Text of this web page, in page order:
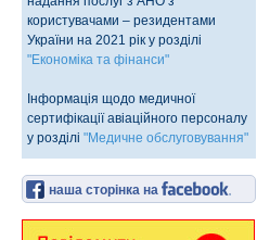
користувачами – резидентами
України на 2021 рік у розділі
"Економіка та фінанси"
Інформація щодо медичної
сертифікації авіаційного персоналу
у розділі "Медичне обслуговування"
наша сторінка на